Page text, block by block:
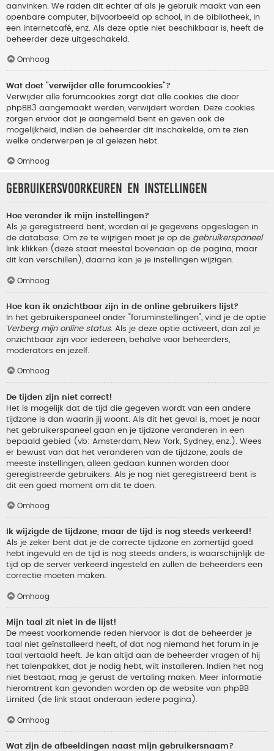
aanvinken. We raden dit echter af als je gebruik maakt van een
openbare computer, bijvoorbeeld op school, in de bibliotheek, in
een internetcafé, enz. Als deze optie niet beschikbaar is, heeft de
beheerder deze uitgeschakeld.
Omhoog
Wat doet "verwijder alle forumcookies"?
Verwijder alle forumcookies zorgt dat alle cookies die door
phpBB3 aangemaakt werden, verwijdert worden. Deze cookies
zorgen ervoor dat je aangemeld bent en geven ook de
mogelijkheid, indien de beheerder dit inschakelde, om te zien
welke onderwerpen je al gelezen hebt.
Omhoog
Gebruikersvoorkeuren en instellingen
Hoe verander ik mijn instellingen?
Als je geregistreerd bent, worden al je gegevens opgeslagen in
de database. Om ze te wijzigen moet je op de gebruikerspaneel
link klikken (deze staat meestal bovenaan op de pagina, maar
dit kan verschillen), daarna kan je je instellingen wijzigen.
Omhoog
Hoe kan ik onzichtbaar zijn in de online gebruikers lijst?
In het gebruikerspaneel onder "foruminstellingen", vind je de optie
Verberg mijn online status. Als je deze optie activeert, dan zal je
onzichtbaar zijn voor iedereen, behalve voor beheerders,
moderators en jezelf.
Omhoog
De tijden zijn niet correct!
Het is mogelijk dat de tijd die gegeven wordt van een andere
tijdzone is dan waarin jij woont. Als dit het geval is, moet je naar
het gebruikerspaneel gaan en je tijdzone veranderen in een
bepaald gebied (vb: Amsterdam, New York, Sydney, enz.). Wees
er bewust van dat het veranderen van de tijdzone, zoals de
meeste instellingen, alleen gedaan kunnen worden door
geregistreerde gebruikers. Als je nog niet geregistreerd bent is
dit een goed moment om dit te doen.
Omhoog
Ik wijzigde de tijdzone, maar de tijd is nog steeds verkeerd!
Als je zeker bent dat je de correcte tijdzone en zomertijd goed
hebt ingevuld en de tijd is nog steeds anders, is waarschijnlijk de
tijd op de server verkeerd ingesteld en zullen de beheerders een
correctie moeten maken.
Omhoog
Mijn taal zit niet in de lijst!
De meest voorkomende reden hiervoor is dat de beheerder je
taal niet geïnstalleerd heeft, of dat nog niemand het forum in je
taal vertaald heeft. Je kan altijd aan de beheerder vragen of hij
het talenpakket, dat je nodig hebt, wilt installeren. Indien het nog
niet bestaat, mag je gerust de vertaling maken. Meer informatie
hieromtrent kan gevonden worden op de website van phpBB
Limited (de link staat onderaan iedere pagina).
Omhoog
Wat zijn de afbeeldingen naast mijn gebruikersnaam?